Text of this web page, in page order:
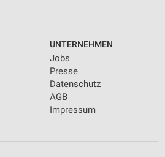
UNTERNEHMEN
Jobs
Presse
Datenschutz
AGB
Impressum